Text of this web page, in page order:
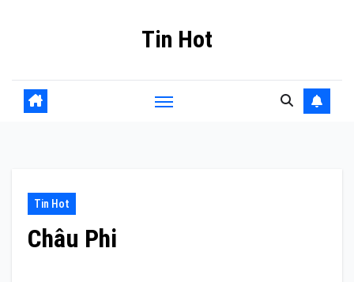
Tin Hot
Tin Hot
Châu Phi